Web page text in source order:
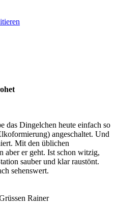
das Dingelchen heute einfach so
angeschaltet. Und
Mit den üblichen
aber er geht. Ist schon witzig,
sauber und klar raustönt.
sehenswert.
Rainer